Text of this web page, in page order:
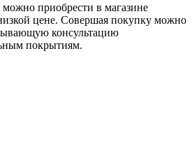
приобрести в магазине
цене. Совершая покупку можно
консультацию
покрытиям.